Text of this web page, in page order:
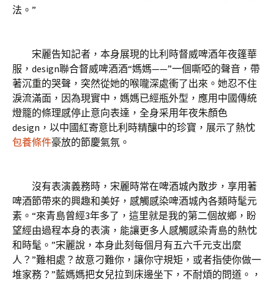
法。”
宋麗告知記者，本身展現的比利時督威啤酒年夜篷華
服，design聯合督威啤酒酒“媽媽——”一個嘶啞的聲音，帶
著沉重的哭聲，突然從她的喉嚨深處衝了出來。她忍不住
淚流滿面，因為現實中，媽媽已經瓶外型，應用中國傳統
燈籠的條理感停止意向表達，全身采用年夜朱顏色
design，以中國紅寄意比利時精釀中的珍寶，展示了熱忱
包養條件豪放的節慶氣氛。
沒有表演義務時，宋麗時常在啤酒城內散步，享用著
啤酒節帶來的興趣和美好，感觸感染啤酒城內各類時髦元
素。“來青島曾經3年多了，這里就是我的第二個故鄉，盼
望經由過程本身的表演，能讓更多人感觸感染青島的熱忱
和時髦。”宋麗說，本身此刻每個月有五六千元支出麼
人？”難相處？故意刁難你，讓你守規矩，或者指使你做一
堆家務？”藍媽媽把女兒拉到床邊坐下，不耐煩的問道。，